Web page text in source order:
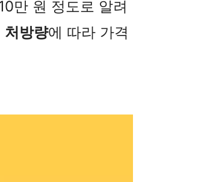
만 원 정도로 알려
처방량에 따라 가격